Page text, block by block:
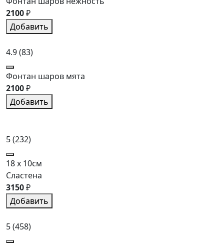
2100₽
Добавить
4.9(83)
Фонтан шаров мята
2100₽
Добавить
5(232)
18 x 10см
Сластена
3150₽
Добавить
5(458)